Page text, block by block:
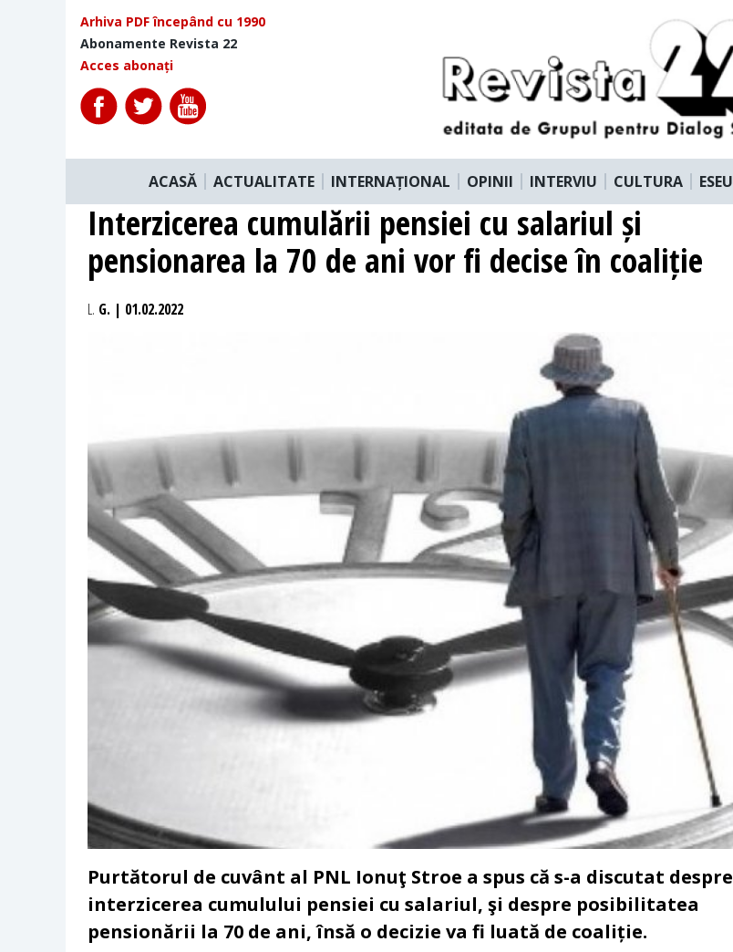
Arhiva PDF începând cu 1990
Abonamente Revista 22
Acces abonați
ACASĂ ACTUALITATE INTERNAȚIONAL OPINII INTERVIU CULTURA ESEU
Interzicerea cumulării pensiei cu salariul și
pensionarea la 70 de ani vor fi decise în coaliție
L. G. | 01.02.2022
Purtătorul de cuvânt al PNL Ionuţ Stroe a spus că s-a discutat despre
interzicerea cumulului pensiei cu salariul, şi despre posibilitatea
pensionării la 70 de ani, însă o decizie va fi luată de coaliție.